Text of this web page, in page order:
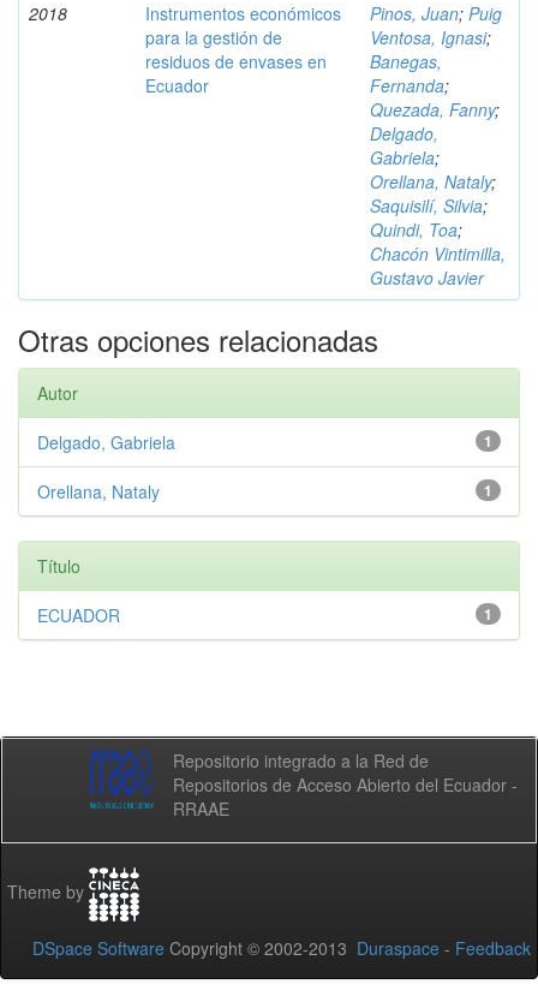
2018
Instrumentos económicos
para la gestión de
residuos de envases en
Ecuador
Pinos, Juan; Puig
Ventosa, Ignasi;
Banegas,
Fernanda;
Quezada, Fanny;
Delgado,
Gabriela;
Orellana, Nataly;
Saquisilí, Silvia;
Quindi, Toa;
Chacón Vintimilla,
Gustavo Javier
Otras opciones relacionadas
Autor
1
Delgado, Gabriela
1
Orellana, Nataly
Título
1
ECUADOR
Repositorio integrado a la Red de
Repositorios de Acceso Abierto del Ecuador -
RRAAE
Theme by
DSpace Software Copyright © 2002-2013 Duraspace - Feedback